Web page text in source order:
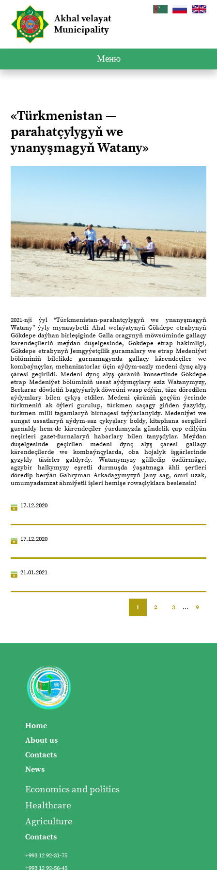
Akhal velayat
Municipality
Меню
«Türkmenistan —
parahatçylygyň we
ynanyşmagyň Watany»
2021-nji ýyl “Türkmenistan-parahatçylygyň we ynanyşmagyň
Watany” ýyly mynasybetli Ahal welaýatynyň Gökdepe etrabynyň
Gökdepe daýhan birleşiginde Galla oragynyň möwsüminde gallaçy
kärendeçileriň meýdan düşelgesinde, Gökdepe etrap häkimligi,
Gökdepe etrabynyň Jemgyýetçilik guramalary we etrap Medeniýet
bölüminiň bilelikde gurnamagynda gallaçy kärendeçiler we
kombaýnçylar, mehanizatorlar üçin aýdym-sazly medeni dynç alyş
çäresi geçirildi. Medeni dynç alyş çäräniň konsertinde Gökdepe
etrap Medeniýet bölüminiň ussat aýdymçylary eziz Watanymyzy,
Berkarar döwletiň bagtyýarlyk döwrüni wasp edýän, täze döredilen
aýdymlary bilen çykyş etdiler. Medeni çäräniň geçýän ýerinde
türkmeniň ak öýleri gurulup, türkmen saçagy giňden ýazyldy,
türkmen milli tagamlaryň birnäçesi taýýarlanyldy. Medeniýet we
sungat ussatlaryň aýdym-saz çykyşlary boldy, kitaphana sergileri
gurnaldy hem-de kärendeçiler ýurdumyzda gündelik çap edilýän
neşirleri gazet-žurnalaryň habarlary bilen tanyşdylar. Meýdan
düşelgesinde geçirilen medeni dynç alyş çäresi gallaçy
kärendeçilerde we kombaýnçylarda, oba hojalyk işgärlerinde
gyzykly täsirler galdyrdy. Watanymyzy gülledip ösdürmäge,
agzybir halkymyzy eşretli durmuşda ýaşatmaga ähli şertleri
döredip berýän Gahryman Arkadagymyzyň jany sag, ömri uzak,
umumyadamzat ähmiýetli işleri hemişe rowaçlyklara beslensin!
17.12.2020
17.12.2020
21.01.2021
1 2 3 ... 9
Home
About us
Contacts
News
Economics and politics
Healthcare
Agriculture
Contacts
+993 12 92-31-75
+993 12 92-56-45